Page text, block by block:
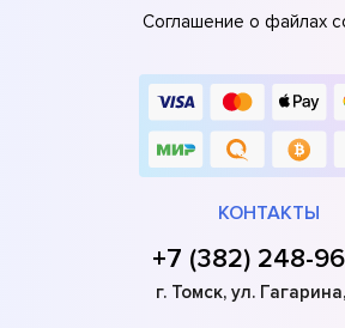
Соглашение о файлах
КОНТАКТЫ
+7 (382) 248-
г. Томск, ул.